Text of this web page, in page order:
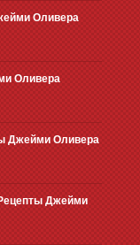
Оливера
Оливера
Джейми Оливера
Джейми